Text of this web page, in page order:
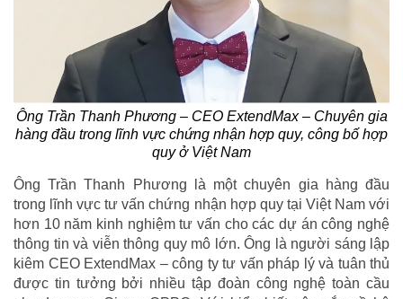
Ông Trần Thanh Phương – CEO ExtendMax – Chuyên gia
hàng đầu trong lĩnh vực chứng nhận hợp quy, công bố hợp
quy ở Việt Nam
Ông Trần Thanh Phương là một chuyên gia hàng đầu
trong lĩnh vực tư vấn chứng nhận hợp quy tại Việt Nam với
hơn 10 năm kinh nghiệm tư vấn cho các dự án công nghệ
thông tin và viễn thông quy mô lớn. Ông là người sáng lập
kiêm CEO ExtendMax – công ty tư vấn pháp lý và tuân thủ
được tin tưởng bởi nhiều tập đoàn công nghệ toàn cầu